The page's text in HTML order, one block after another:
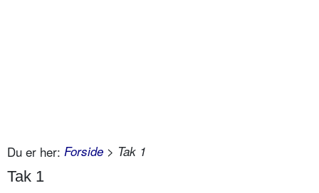
Du er her: Forside > Tak 1
Tak 1